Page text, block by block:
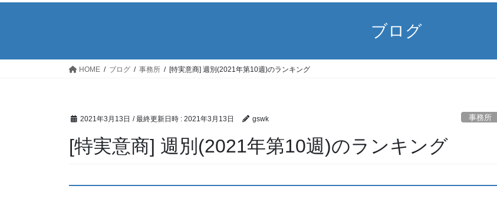
ブログ
HOME ブログ 事務所 [特実意商] 週別(2021年第10週)のランキング
2021年3月13日 / 最終更新日時 : 2021年3月13日 gswk 事務所
[特実意商] 週別(2021年第10週)のランキング